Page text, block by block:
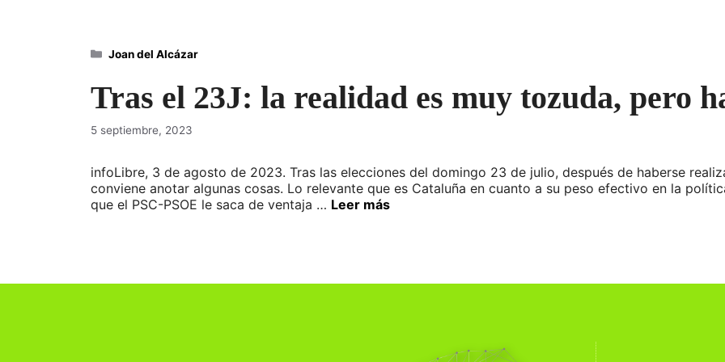
Tras el 23J: la realidad es muy tozuda, pero
5 septiembre, 2023
infoLibre, 3 de agosto de 2023. Tras las elecciones del domingo 23 de julio, después de haberse
conviene anotar algunas cosas. Lo relevante que es Cataluña en cuanto a su peso efectivo en la
que el PSC-PSOE le saca de ventaja … Leer más
Categorías
Joan del Alcázar